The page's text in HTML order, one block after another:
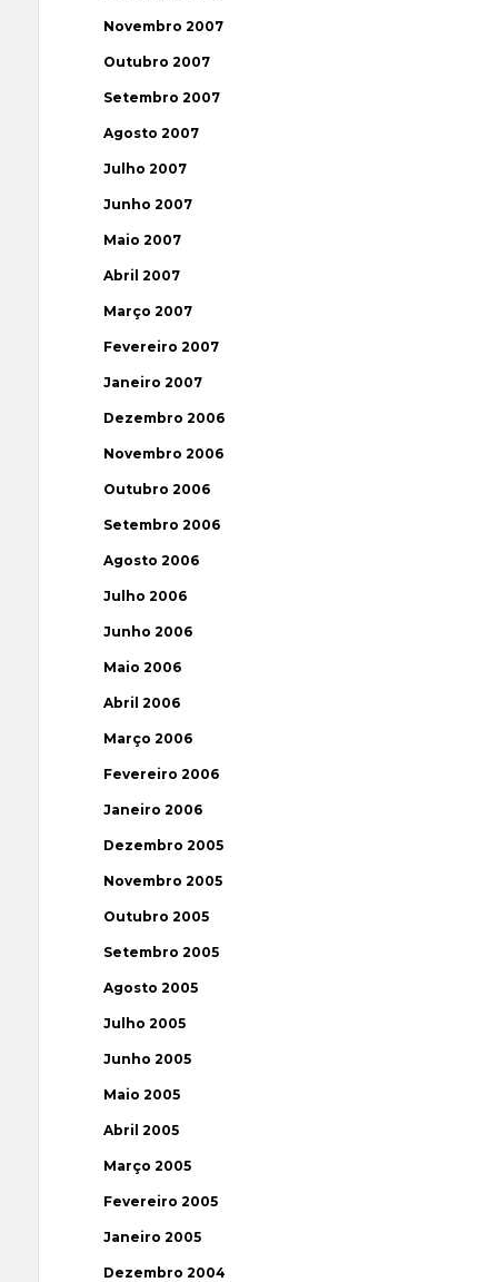
Novembro 2007
Outubro 2007
Setembro 2007
Agosto 2007
Julho 2007
Junho 2007
Maio 2007
Abril 2007
Março 2007
Fevereiro 2007
Janeiro 2007
Dezembro 2006
Novembro 2006
Outubro 2006
Setembro 2006
Agosto 2006
Julho 2006
Junho 2006
Maio 2006
Abril 2006
Março 2006
Fevereiro 2006
Janeiro 2006
Dezembro 2005
Novembro 2005
Outubro 2005
Setembro 2005
Agosto 2005
Julho 2005
Junho 2005
Maio 2005
Abril 2005
Março 2005
Fevereiro 2005
Janeiro 2005
Dezembro 2004